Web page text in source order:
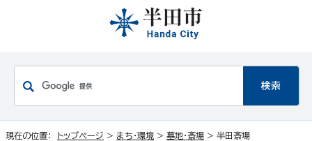
現在の位置： トップページ > まち・環境 > 墓地・斎場 > 半田斎場